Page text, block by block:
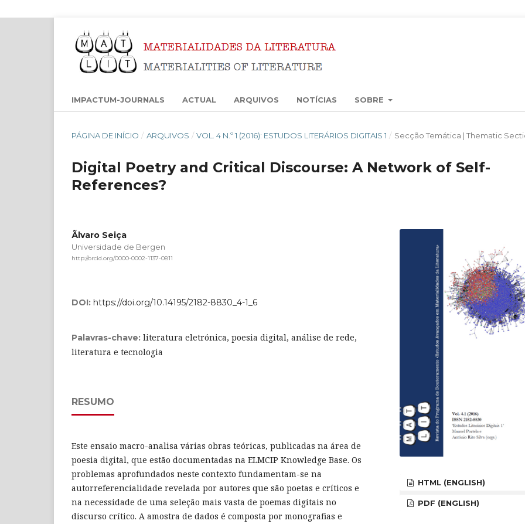
IMPACTUM-JOURNALS ACTUAL ARQUIVOS NOTÍCIAS SOBRE
PÁGINA DE INÍCIO / ARQUIVOS / VOL. 4 N.º 1 (2016): ESTUDOS LITERÁRIOS DIGITAIS 1 / Secção Temática | Thematic
Digital Poetry and Critical Discourse: A Network of Self-
References?
Ãlvaro Seiça
Universidade de Bergen
http://orcid.org/0000-0002-1137-0811
DOI: https://doi.org/10.14195/2182-8830_4-1_6
Palavras-chave: literatura eletrónica, poesia digital, análise de rede,
literatura e tecnologia
RESUMO
Este ensaio macro-analisa várias obras teóricas, publicadas na área de
poesia digital, que estão documentadas na ELMCIP Knowledge Base. Os
problemas aprofundados neste contexto fundamentam-se na
autorreferencialidade revelada por autores que são poetas e críticos e
na necessidade de uma seleção mais vasta de poemas digitais no
discurso crítico. A amostra de dados é composta por monografias e
HTML (ENGLISH)
PDF (ENGLISH)